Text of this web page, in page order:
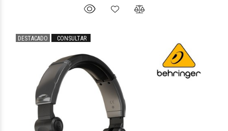
DESTACADO CONSULTAR
$142.431